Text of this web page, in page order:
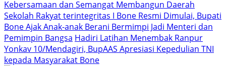
Kebersamaan dan Semangat Membangun Daerah
Sekolah Rakyat terintegritas I Bone Resmi Dimulai, Bupati
Bone Ajak Anak-anak Berani Bermimpi Jadi Menteri dan
Pemimpin Bangsa Hadiri Latihan Menembak Ranpur
Yonkav 10/Mendagiri, BupAAS Apresiasi Kepedulian TNI
kepada Masyarakat Bone